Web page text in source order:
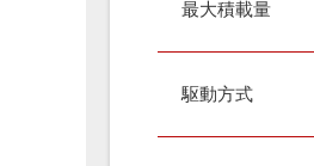
最大積載量
駆動方式